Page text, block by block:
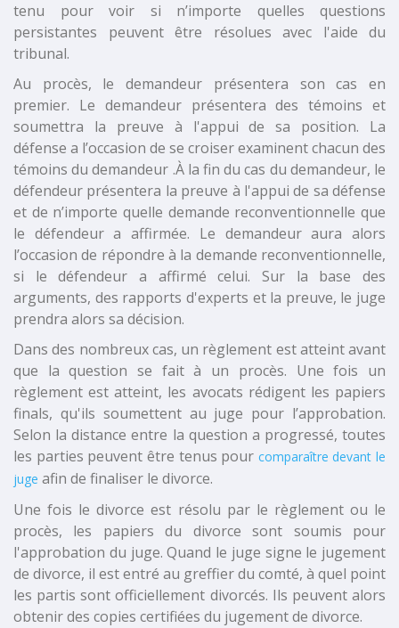
tenu pour voir si n’importe quelles questions
persistantes peuvent être résolues avec l'aide du
tribunal.
Au procès, le demandeur présentera son cas en
premier. Le demandeur présentera des témoins et
soumettra la preuve à l'appui de sa position. La
défense a l’occasion de se croiser examinent chacun des
témoins du demandeur .À la fin du cas du demandeur, le
défendeur présentera la preuve à l'appui de sa défense
et de n’importe quelle demande reconventionnelle que
le défendeur a affirmée. Le demandeur aura alors
l’occasion de répondre à la demande reconventionnelle,
si le défendeur a affirmé celui. Sur la base des
arguments, des rapports d'experts et la preuve, le juge
prendra alors sa décision.
Dans des nombreux cas, un règlement est atteint avant
que la question se fait à un procès. Une fois un
règlement est atteint, les avocats rédigent les papiers
finals, qu'ils soumettent au juge pour l’approbation.
Selon la distance entre la question a progressé, toutes
les parties peuvent être tenus pour comparaître devant le
juge afin de finaliser le divorce.
Une fois le divorce est résolu par le règlement ou le
procès, les papiers du divorce sont soumis pour
l'approbation du juge. Quand le juge signe le jugement
de divorce, il est entré au greffier du comté, à quel point
les partis sont officiellement divorcés. Ils peuvent alors
obtenir des copies certifiées du jugement de divorce.